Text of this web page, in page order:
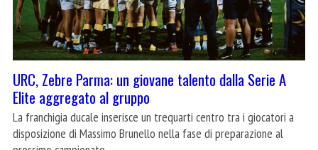
URC, Zebre Parma: un giovane talento dalla Serie A
Elite aggregato al gruppo
La franchigia ducale inserisce un trequarti centro tra i giocatori a
disposizione di Massimo Brunello nella fase di preparazione al